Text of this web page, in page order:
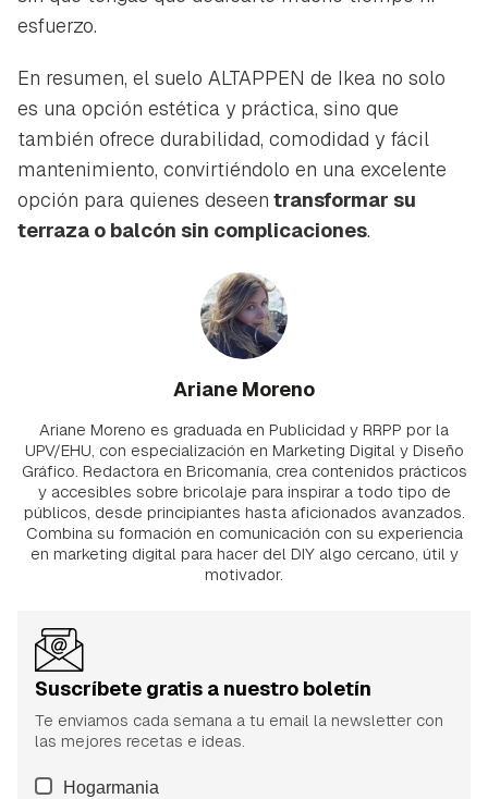
esfuerzo.
En resumen, el suelo ALTAPPEN de Ikea no solo
es una opción estética y práctica, sino que
también ofrece durabilidad, comodidad y fácil
mantenimiento, convirtiéndolo en una excelente
opción para quienes deseen transformar su
terraza o balcón sin complicaciones.
Ariane Moreno
Ariane Moreno es graduada en Publicidad y RRPP por la
UPV/EHU, con especialización en Marketing Digital y Diseño
Gráfico. Redactora en Bricomanía, crea contenidos prácticos
y accesibles sobre bricolaje para inspirar a todo tipo de
públicos, desde principiantes hasta aficionados avanzados.
Combina su formación en comunicación con su experiencia
en marketing digital para hacer del DIY algo cercano, útil y
motivador.
Suscríbete gratis a nuestro boletín
Te enviamos cada semana a tu email la newsletter con
las mejores recetas e ideas.
Hogarmania